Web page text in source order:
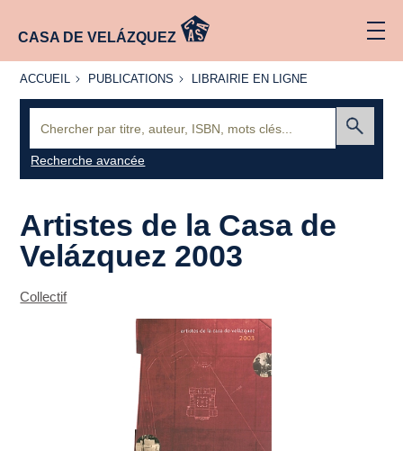
CASA DE VELÁZQUEZ
ACCUEIL
ACCUEIL PUBLICATIONS
PUBLICATIONS
LIBRAIRIE
LIBRAIRIE EN LIGNE
Recherche avancée
Artistes de la Casa de
Velázquez 2003
Collectif